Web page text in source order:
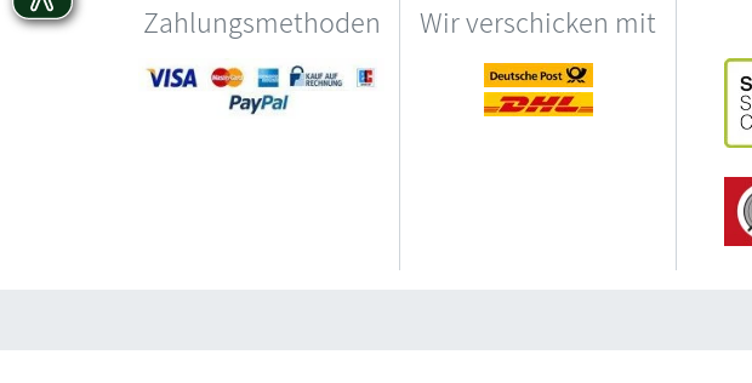
Zahlungsmethoden Wir verschicken mit